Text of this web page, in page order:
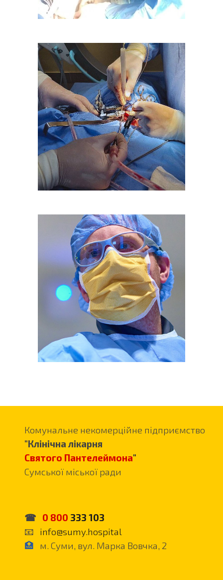
Комунальне некомерційне підприємство
"Клінічна лікарня
Святого Пантелеймона"
Сумської міської ради
☎ 0 800 333 103
📧
info@sumy.hospital
🏥
м. Суми, вул. Марка Вовчка, 2